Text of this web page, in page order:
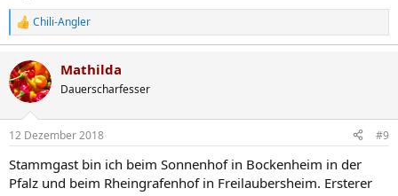
R
e
k
t
i
e
:
Chili-Angler
Mathilda
Dauerscharfesser
12 Dezember 2018 #9
Stammgast bin ich beim Sonnenhof in Bockenheim in der
Pfalz und beim Rheingrafenhof in Freilaubersheim. Ersterer